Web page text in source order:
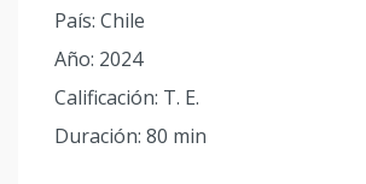
País: Chile
Año: 2024
Calificación: T. E.
Duración: 80 min